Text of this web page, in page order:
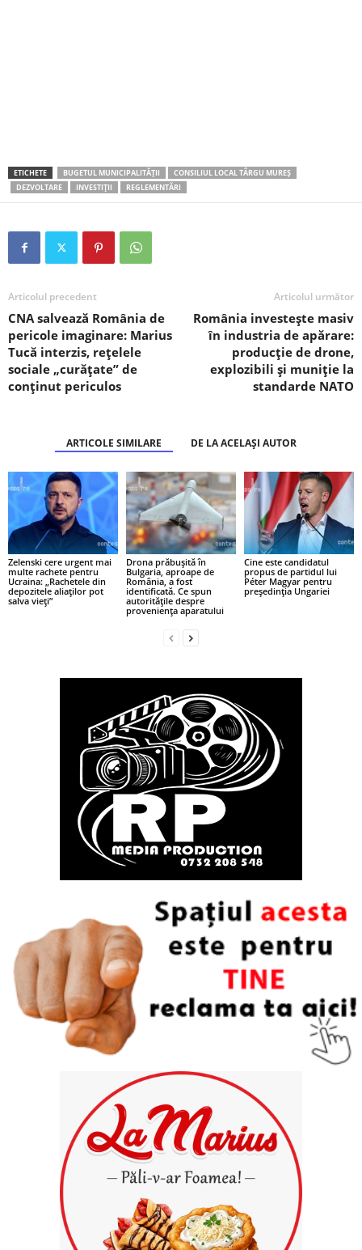
ETICHETE BUGETUL MUNICIPALITĂȚII
CONSILIUL LOCAL TÂRGU MUREȘ
DEZVOLTARE
INVESTIȚII REGLEMENTĂRI
Articolul precedent
CNA salvează România de
pericole imaginare: Marius
Tucă interzis, rețelele
sociale „curățate” de
conținut periculos
Articolul următor
România investește masiv
în industria de apărare:
producție de drone,
explozibili și muniție la
standarde NATO
ARTICOLE SIMILARE DE LA ACELAȘI AUTOR
Zelenski cere urgent mai
multe rachete pentru
Ucraina: „Rachetele din
depozitele aliaților pot
salva vieți”
Drona prăbușită în
Bulgaria, aproape de
România, a fost
identificată. Ce spun
autoritățile despre
proveniența aparatului
Cine este candidatul
propus de partidul lui
Péter Magyar pentru
președinția Ungariei